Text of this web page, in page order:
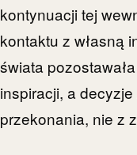
kontynuacji tej
kontaktu z własną
świata
inspiracji, a decyzje
przekonania, nie z